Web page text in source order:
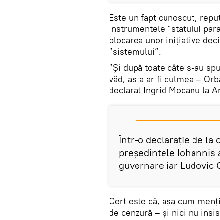
Este un fapt cunoscut,
instrumentele ”statului
blocarea unor inițiative
”sistemului”.
”Și după toate câte s-au
văd, asta ar fi culmea –
declarat Ingrid Mocanu la
Într-o declarație de la
președintele Iohannis
guvernare iar Ludovic
Cert este că, așa cum
de cenzură – și nici nu